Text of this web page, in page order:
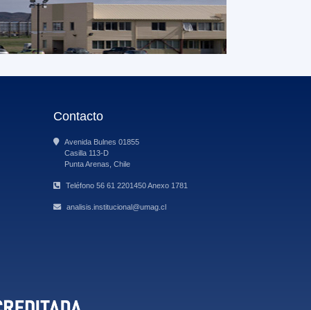
Contacto
Avenida Bulnes 01855
Casilla 113-D
Punta Arenas, Chile
Teléfono 56 61 2201450 Anexo 1781
analisis.institucional@umag.cl